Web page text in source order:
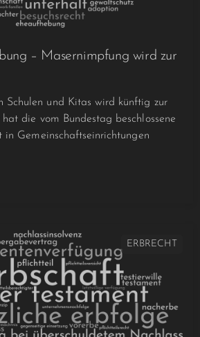
– Masernimpfung wird zur
Schulen und Kitas wird künftig zur
die vom Bundestag beschlossene
Gemeinschaftseinrichtungen
ERBRECHT